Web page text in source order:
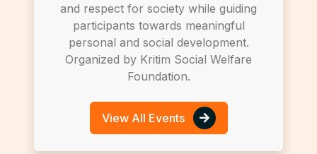
and respect for society while guiding
participants towards meaningful
personal and social development.
Organized by Kritim Social Welfare
Foundation.
View All Events